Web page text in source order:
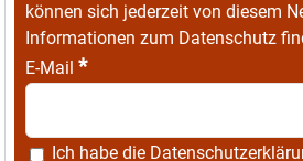
können sich jederzeit von diesem
Informationen zum Datenschutz
E-Mail *
Ich habe die